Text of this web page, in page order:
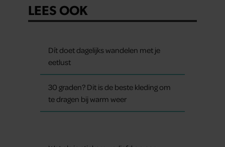
LEES OOK
Dít doet dagelijks wandelen met je
eetlust
30 graden? Dit is de beste kleding om
te dragen bij warm weer